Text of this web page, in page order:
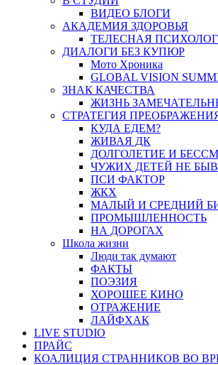
ВИДЕО БЛОГИ
АКАДЕМИЯ ЗДОРОВЬЯ
ТЕЛЕСНАЯ
ДИАЛОГИ БЕЗ КУПЮР
Мото Хроника
GLOBAL VISION
ЗНАК КАЧЕСТВА
ЖИЗНЬ
СТРАТЕГИЯ
КУДА ЕДЕМ?
ЖИВАЯ ДК
ДОЛГОЛЕТИЕ И
ЧУЖИХ ДЕТЕЙ НЕ
ПСИ ФАКТОР
ЖКХ
МАЛЫЙ И СРЕДНИЙ
ПРОМЫШЛЕННОСТЬ
НА ДОРОГАХ
Школа жизни
Люди так думают
ФАКТЫ
ПОЭЗИЯ
ХОРОШЕЕ КИНО
ОТРАЖЕНИЕ
ЛАЙФХАК
LIVE STUDIO
ПРАЙС
КОАЛИЦИЯ СТРАННИКОВ ВО